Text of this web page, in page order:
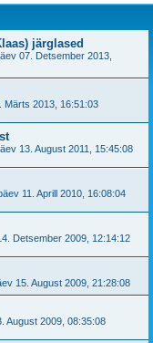
järglased
07. Detsember 2013,
Märts 2013, 16:51:03
13. August 2011, 15:45:08
11. Aprill 2010, 16:08:04
Detsember 2009, 12:14:12
15. August 2009, 21:28:08
August 2009, 08:35:08